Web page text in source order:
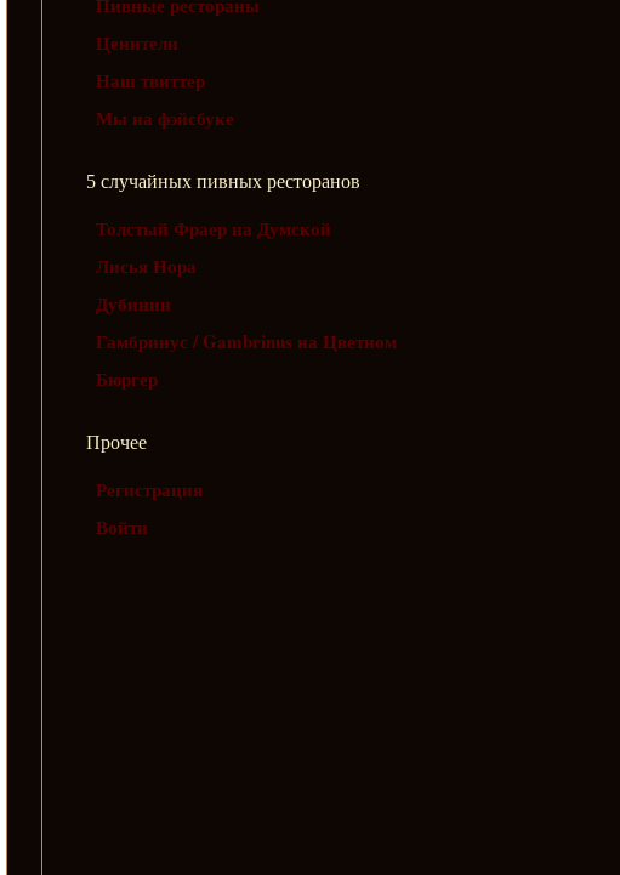
Ценители
Наш твиттер
Мы на фэйсбуке
5 случайных пивных ресторанов
Толстый Фраер на Думской
Лисья Нора
Дубинин
Гамбринус / Gambrinus на Цветном
Бюргер
Прочее
Регистрация
Войти